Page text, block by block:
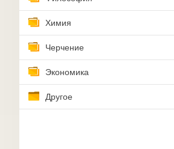
Химия
Черчение
Экономика
Другое